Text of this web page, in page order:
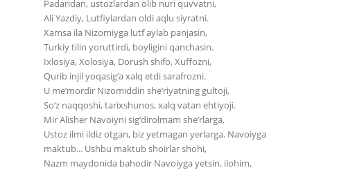
Padaridan, ustozlardan olib nuri quvvatni,
Ali Yazdiy, Lutfiylardan oldi aqlu siyratni.
Xamsa ila Nizomiyga lutf aylab panjasin,
Turkiy tilin yoruttirdi, boyligini qanchasin.
Ixlosiya, Xolosiya, Dorush shifo, Xuffozni,
Qurib injil yoqasig‘a xalq etdi sarafrozni.
U me’mordir Nizomiddin she’riyatning gultoji,
So‘z naqqoshi, tarixshunos, xalq vatan ehtiyoji.
Mir Alisher Navoiyni sig‘dirolmam she’rlarga,
Ustoz ilmi ildiz otgan, biz yetmagan yerlarga. Navoiyga
maktub... Ushbu maktub shoirlar shohi,
Nazm maydonida bahodir Navoiyga yetsin, ilohim,